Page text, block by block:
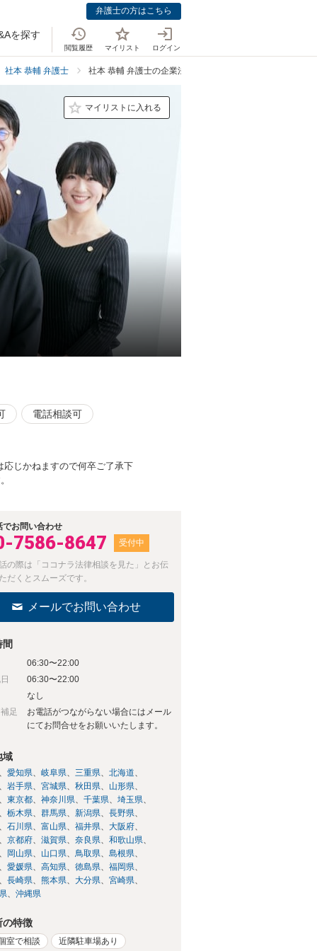
弁護士の方はこちら
を探す
閲覧履歴 マイリスト ログイン
社本 恭輔 弁護士 社本 恭輔 弁護士の企業法務での強み
マイリストに入れる
電話相談可
じかねますので何卒ご了承下
でお問い合わせ
7586-8647 受付中
の際は「ココナラ法律相談を見た」とお伝
だくとスムーズです。
メールでお問い合わせ
06:30〜22:00
06:30〜22:00
なし
足
お電話がつながらない場合にはメール
にてお問合せをお願いいたします。
域
愛知県 岐阜県 三重県
北海道
岩手県
宮城県 秋田県
山形県
東京都
神奈川県 千葉県
埼玉県
栃木県
群馬県 新潟県
長野県
石川県
富山県 福井県
大阪府
京都府
滋賀県 奈良県
和歌山県
岡山県
山口県 鳥取県
島根県
愛媛県
高知県 徳島県
福岡県
長崎県
熊本県 大分県
宮崎県
沖縄県
の特徴
室で相談 近隣駐車場あり